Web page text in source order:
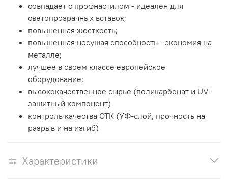
совпадает с профнастилом - идеален для
светопрозрачных вставок;
повышенная жесткость;
повышенная несущая способность - экономия на
металле;
лучшее в своем классе европейское
оборудование;
высококачественное сырье (поликарбонат и UV-
защитный компонент)
контроль качества ОТК (УФ-слой, прочность на
разрыв и на изгиб)
Характеристики